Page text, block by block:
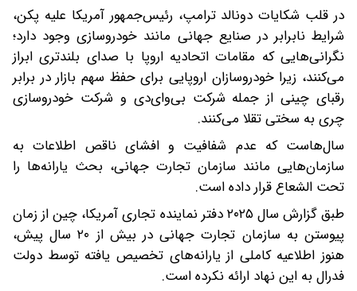
در قلب شکایات دونالد ترامپ، رئیس‌جمهور آمریکا علیه پکن،
شرایط نابرابر در صنایع جهانی مانند خودروسازی وجود دارد؛
نگرانی‌هایی که مقامات اتحادیه اروپا با صدای بلندتری ابراز
می‌کنند، زیرا خودروسازان اروپایی برای حفظ سهم بازار در برابر
رقبای چینی از جمله شرکت بی‌وای‌دی و شرکت خودروسازی
چری به سختی تقلا می‌کنند.
سال‌هاست که عدم شفافیت و افشای ناقص اطلاعات به
سازمان‌هایی مانند سازمان تجارت جهانی، بحث یارانه‌ها را
تحت الشعاع قرار داده است.
طبق گزارش سال ۲۰۲۵ دفتر نماینده تجاری آمریکا، چین از زمان
پیوستن به سازمان تجارت جهانی در بیش از ۲۰ سال پیش،
هنوز اطلاعیه کاملی از یارانه‌های تخصیص یافته توسط دولت
فدرال به این نهاد ارائه نکرده است.